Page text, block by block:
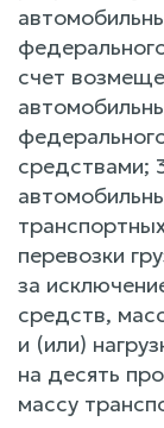
счет
средствами;
перевозки
за
средств,
и (или)
на десять
массу